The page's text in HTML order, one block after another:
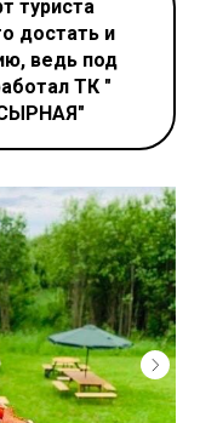
туриста
достать и
ведь под
ТК "